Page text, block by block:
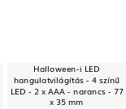
Halloween-i LED
hangulatvilágítás - 4 színű
LED - 2 x AAA - narancs - 77
x 35 mm